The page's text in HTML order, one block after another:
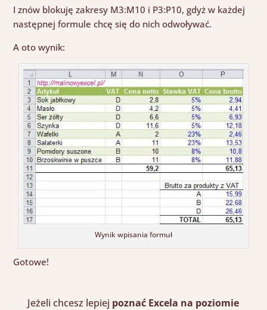
I znów blokuję zakresy M3:M10 i P3:P10, gdyż w każdej
następnej formule chcę się do nich odwoływać.
A oto wynik:
Wynik wpisania formuł
Gotowe!
Jeżeli chcesz lepiej poznać Excela na poziomie